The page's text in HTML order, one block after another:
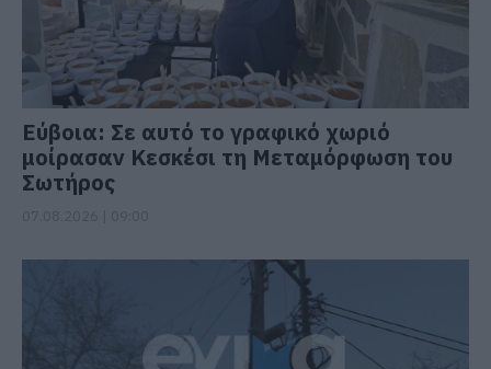
Εύβοια: Σε αυτό το γραφικό χωριό
μοίρασαν Κεσκέσι τη Μεταμόρφωση του
Σωτήρος